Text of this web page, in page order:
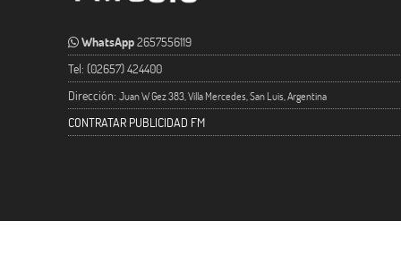
WhatsApp2657556119
Tel: (02657) 424400
Dirección: Juan W Gez 383, Villa Mercedes, San Luis, Argentina
CONTRATAR PUBLICIDAD FM